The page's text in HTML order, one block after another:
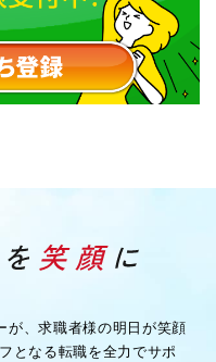
が、求職者様の明日が笑顔
となる転職を全力でサポ